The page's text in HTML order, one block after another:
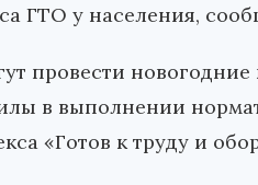
ГТО у населения,
провести
в выполнении
«Готов к труду и